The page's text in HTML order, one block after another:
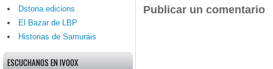
Publicar un comentario
Dstoria edicions
El Bazar de LBP
Historias de Samuráis
ESCUCHANOS EN IVOOX